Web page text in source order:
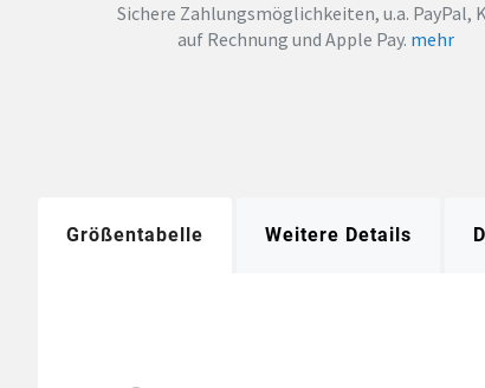
Sichere Zahlungsmöglichkeiten, u.a. PayPal,
auf Rechnung und Apple Pay. mehr
Größentabelle Weitere Details